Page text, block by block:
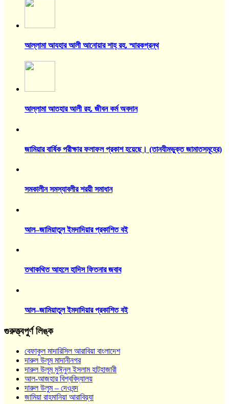
আল্লামা আযহার আলী আনোয়ার শাহ্‌ রহ. স্মারকগ্রন্থ
আল্লামা আতহার আলী রহ. জীবন কর্ম অবদান
জামিয়ার বার্ষিক পরীক্ষার ফলাফল প্রকাশ হয়েছে। (তানযীমভুক্ত জামাতসমূহের)
সমকালীন সমস্যাবলীর শরয়ী সমাধান
আল–জামিয়াতুল ইমদাদিয়ার প্রকাশিত বই
তথাকথিত আহলে হাদিস ফিতনার জবাব
আল–জামিয়াতুল ইমদাদিয়ার প্রকাশিত বই
গুরুত্ত্বপুর্ণ লিঙ্ক
বেফাকুল মাদারিসিল আরাবিয়া বাংলাদেশ
দারুল উলূম মাদানীনগর
দারুল উলূম মুঈনুল ইসলাম হাটহাজারী
আল-আজহার বিশ্ববিদ্যালয়
দারুল উলুম – দেওবন্দ
জামিয়া রাহমানিয়া আরাবিয়্যা